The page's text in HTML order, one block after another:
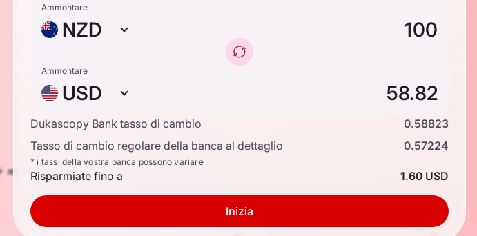
Ammontare
NZD
Ammontare
USD
Dukascopy Bank tasso di cambio
0.58823
Tasso di cambio regolare della banca al dettaglio
0.57224
* i tassi della vostra banca possono variare
Risparmiate fino a 1.60 USD
Inizia